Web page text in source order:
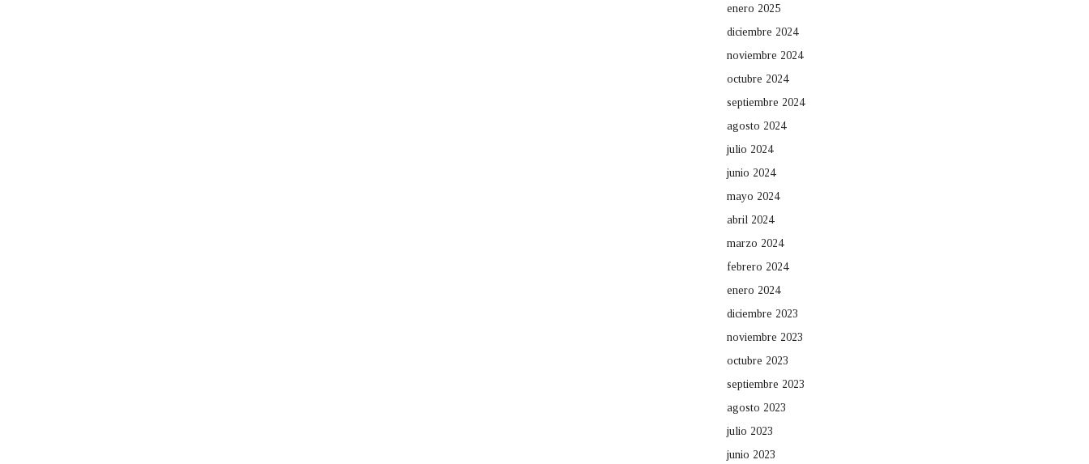
enero 2025
diciembre 2024
noviembre 2024
octubre 2024
septiembre 2024
agosto 2024
julio 2024
junio 2024
mayo 2024
abril 2024
marzo 2024
febrero 2024
enero 2024
diciembre 2023
noviembre 2023
octubre 2023
septiembre 2023
agosto 2023
julio 2023
junio 2023